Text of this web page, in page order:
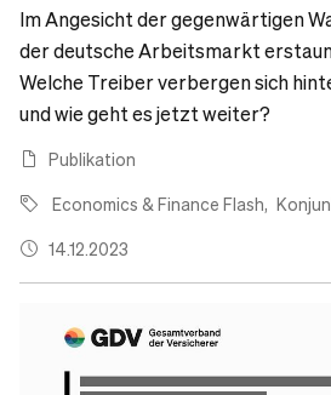
Im Angesicht der gegenwärtigen
der deutsche Arbeitsmarkt
Welche Treiber verbergen sich
und wie geht es jetzt weiter?
Publikation
Economics & Finance Flash
14.12.2023